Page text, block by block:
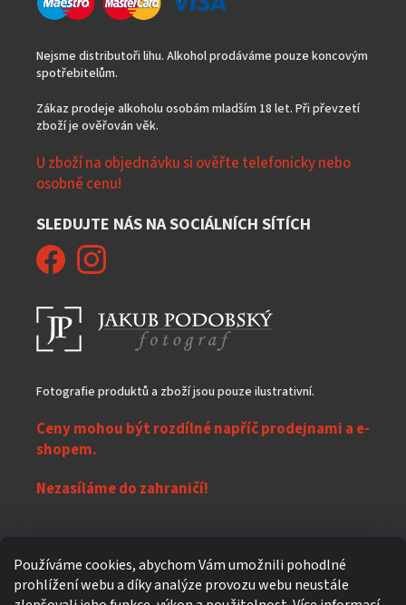
Používáme cookies, abychom Vám umožnili pohodlné
prohlížení webu a díky analýze provozu webu neustále
Nejsme distributoři lihu. Alkohol prodáváme pouze koncovým
spotřebitelům.
Zákaz prodeje alkoholu osobám mladším 18 let. Při převzetí
zboží je ověřován věk.
U zboží na objednávku si ověřte telefonicky nebo
osobně cenu!
SLEDUJTE NÁS NA SOCIÁLNÍCH SÍTÍCH
Fotografie produktů a zboží jsou pouze ilustrativní.
Ceny mohou být rozdílné napříč prodejnami a e-
shopem.
Nezasíláme do zahraničí!
Vytvořil Shoptet